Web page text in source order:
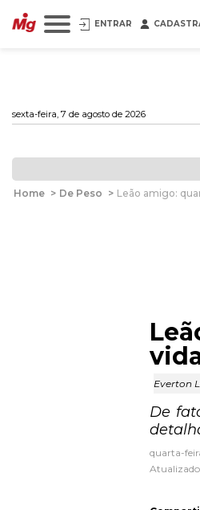
ENTRAR
sexta-feira, 7 de agosto de 2026
Home > De Peso > Leão amigo:
Everton
De
quarta-
Atualizado